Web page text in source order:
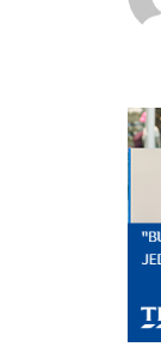
PRZYJACIELE